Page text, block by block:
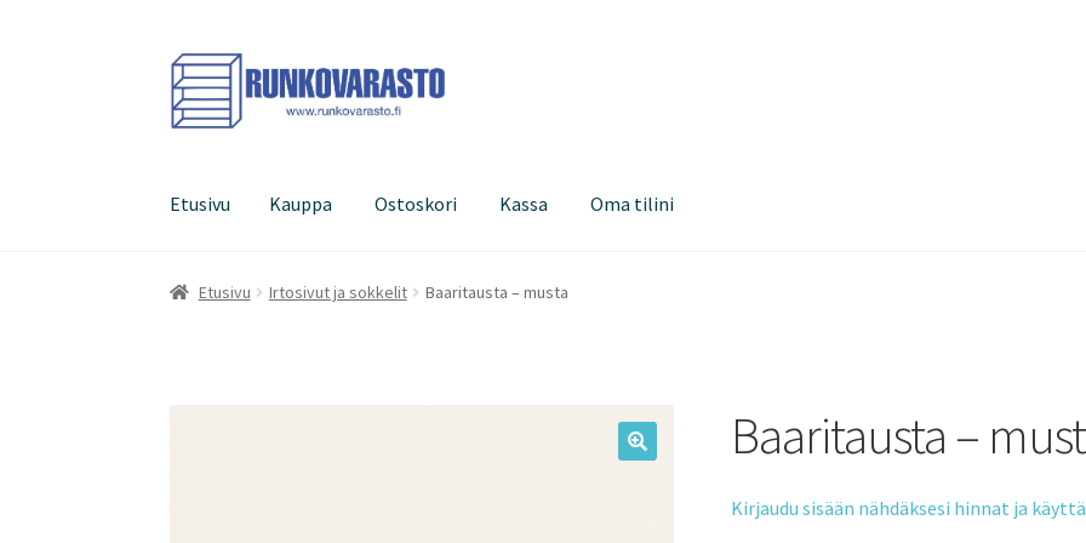
Siirry
navigointiin
Siirry
sisältöön
Etusivu Kauppa Ostoskori Kassa Oma tilini
Etusivu Kauppa Ostoskori Kassa Oma tilini
Etusivu Irtosivut ja sokkelit Baaritausta – musta
Baaritausta –
Kirjaudu sisään nähdäksesi hinnat ja